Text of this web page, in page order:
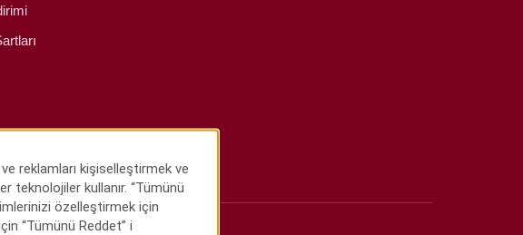
reklamları kişiselleştirmek ve
teknolojiler kullanır. “Tümünü
özelleştirmek için
“Tümünü Reddet” i